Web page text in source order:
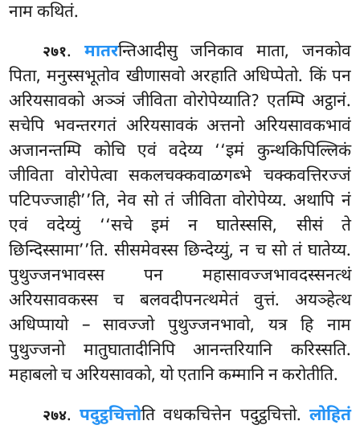
नाम कथितं.
२७१. मातरन्तिआदीसु जनिकाव माता, जनकोव
पिता, मनुस्सभूतोव खीणासवो अरहाति अधिप्पेतो. किं पन
अरियसावको अञ्ञं जीविता वोरोपेय्याति? एतम्पि अट्ठानं.
सचेपि भवन्तरगतं अरियसावकं अत्तनो अरियसावकभावं
अजानन्तम्पि कोचि एवं वदेय्य ‘‘इमं कुन्थकिपिल्लिकं
जीविता वोरोपेत्वा सकलचक्कवाळगब्भे चक्कवत्तिरज्जं
पटिपज्जाही’’ति, नेव सो तं जीविता वोरोपेय्य. अथापि नं
एवं वदेय्युं ‘‘सचे इमं न घातेस्ससि, सीसं ते
छिन्दिस्सामा’’ति. सीसमेवस्स छिन्देय्युं, न च सो तं घातेय्य.
पुथुज्जनभावस्स पन महासावज्जभावदस्सनत्थं
अरियसावकस्स च बलवदीपनत्थमेतं वुत्तं. अयञ्हेत्थ
अधिप्पायो – सावज्जो पुथुज्जनभावो, यत्र हि नाम
पुथुज्जनो मातुघातादीनिपि आनन्तरियानि करिस्सति.
महाबलो च अरियसावको, यो एतानि कम्मानि न करोतीति.
२७४.पदुट्ठचित्तोतिवधकचित्तेन पदुट्ठचित्तो. लोहितं